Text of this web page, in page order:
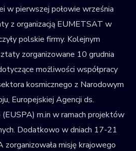
w pierwszej połowie września
z organizacją EUMETSAT w
polskie firmy. Kolejnym
zorganizowane 10 grudnia
możliwości współpracy
kosmicznego z Narodowym
Europejskiej Agencji ds.
m.in w ramach projektów
Dodatkowo w dniach 17-21
misję krajowego